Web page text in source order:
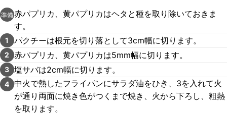
準備赤パプリカ、黄パプリカはヘタと種を取り除いておきま
す。
1 パクチーは根元を切り落として3cm幅に切ります。
2 赤パプリカ、黄パプリカは5mm幅に切ります。
3 塩サバは2cm幅に切ります。
4 中火で熱したフライパンにサラダ油をひき、3を入れて火
が通り両面に焼き色がつくまで焼き、火から下ろし、粗熱
を取ります。